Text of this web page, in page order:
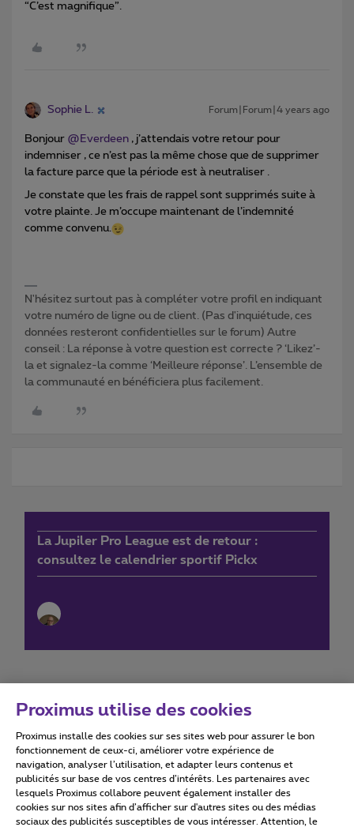
“C’est magnifique”.
Sophie L. Forum|Forum|4 years ago
Bonjour @Everdeen , j’attendais votre retour pour
indemniser , ce n’est pas la même chose que de supprimer
la facture parce que la période est à neutraliser .
Je constate que les frais de rappel sont supprimés suite à
votre plainte. Je m’occupe maintenant de l’indemnité
comme convenu.
N'hésitez surtout pas à compléter votre profil en indiquant
votre numéro de ligne ou de client. (Pas d'inquiétude, ces
données resteront confidentielles sur le forum) Autre
conseil : La réponse à votre question est correcte ? ‘Likez’-
la et signalez-la comme ‘Meilleure réponse’. L’ensemble de
la communauté en bénéficiera plus facilement.
La Jupiler Pro League est de retour :
consultez le calendrier sportif Pickx
Conditions d'utilisation Accessibility statement
Proximus utilise des cookies
Proximus installe des cookies sur ses sites web pour assurer le bon
fonctionnement de ceux-ci, améliorer votre expérience de
navigation, analyser l’utilisation, et adapter leurs contenus et
publicités sur base de vos centres d’intérêts. Les partenaires avec
lesquels Proximus collabore peuvent également installer des
cookies sur nos sites afin d’afficher sur d'autres sites ou des médias
sociaux des publicités susceptibles de vous intéresser. Attention, le